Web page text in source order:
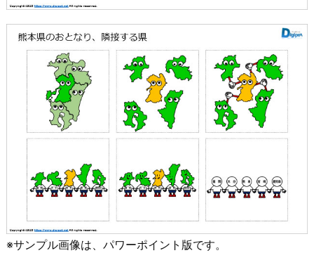
※サンプル画像は、パワーポイント版です。